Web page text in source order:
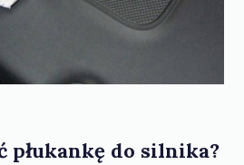
płukankę do silnika?